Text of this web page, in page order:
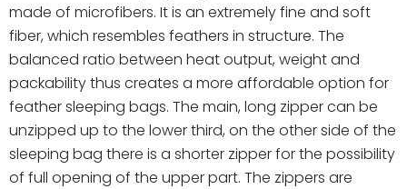
made of microfibers. It is an extremely fine and soft
fiber, which resembles feathers in structure. The
balanced ratio between heat output, weight and
packability thus creates a more affordable option for
feather sleeping bags. The main, long zipper can be
unzipped up to the lower third, on the other side of the
sleeping bag there is a shorter zipper for the possibility
of full opening of the upper part. The zippers are